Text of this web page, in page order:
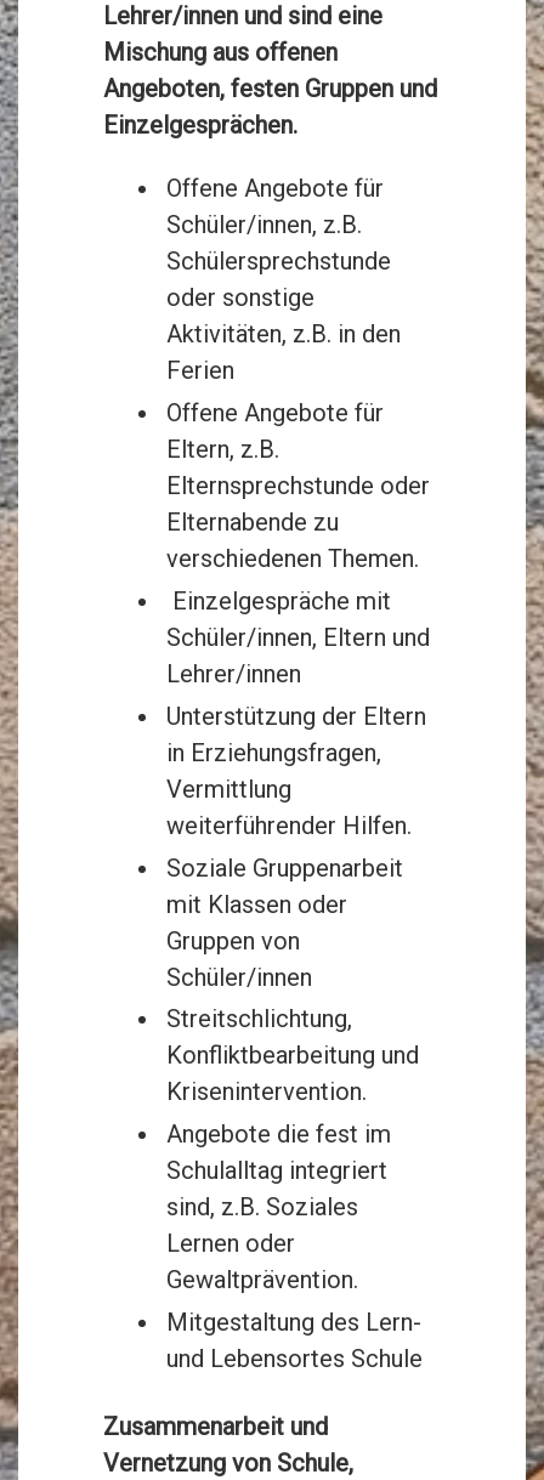
Lehrer/innen und sind eine
Mischung aus offenen
Angeboten, festen Gruppen und
Einzelgesprächen.
Offene Angebote für
Schüler/innen, z.B.
Schülersprechstunde
oder sonstige
Aktivitäten, z.B. in den
Ferien
Offene Angebote für
Eltern, z.B.
Elternsprechstunde oder
Elternabende zu
verschiedenen Themen.
Einzelgespräche mit
Schüler/innen, Eltern und
Lehrer/innen
Unterstützung der Eltern
in Erziehungsfragen,
Vermittlung
weiterführender Hilfen.
Soziale Gruppenarbeit
mit Klassen oder
Gruppen von
Schüler/innen
Streitschlichtung,
Konfliktbearbeitung und
Krisenintervention.
Angebote die fest im
Schulalltag integriert
sind, z.B. Soziales
Lernen oder
Gewaltprävention.
Mitgestaltung des Lern-
und Lebensortes Schule
Zusammenarbeit und
Vernetzung von Schule,